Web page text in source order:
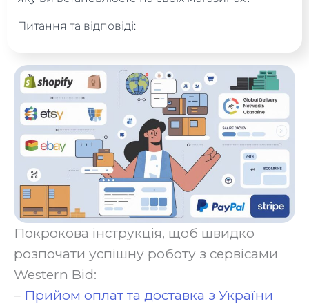
Питання та відповіді:
Покрокова інструкція, щоб швидко
розпочати успішну роботу з сервісами
Western Bid:
– Прийом оплат та доставка з України